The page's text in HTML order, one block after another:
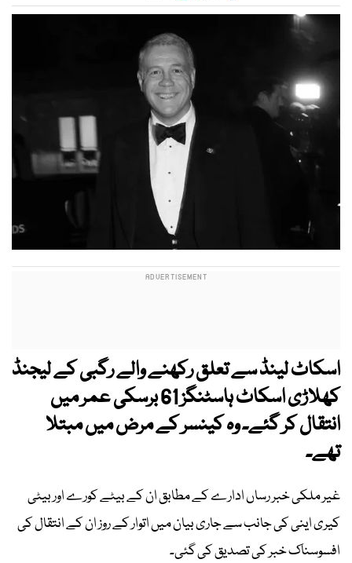
اسکاٹ لینڈ سے تعلق رکھنے والے رگبی کے لیجنڈ
کھلاڑی اسکاٹ ہاسٹنگز 61 برسکی عمر میں
انتقال کر گئے۔ وہ کینسر کے مرض میں مبتلا
تھے۔
غیر ملکی خبر رساں ادارے کے مطابق ان کے بیٹے کورے اور بیٹی
کیری اینی کی جانب سے جاری بیان میں اتوار کے روز ان کے انتقال کی
افسوسناک خبر کی تصدیق کی گئی۔